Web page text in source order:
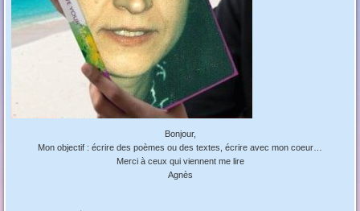
Bonjour,
Mon objectif : écrire des poèmes ou des textes, écrire avec mon coeur…
Merci à ceux qui viennent me lire
Agnès